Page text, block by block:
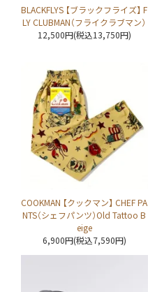
BLACKFLYS 【ブラックフライズ】 F
LY CLUBMAN（フライクラブマン）
12,500円(税込13,750円)
COOKMAN 【クックマン】 CHEF PA
NTS（シェフパンツ）Old Tattoo B
eige
6,900円(税込7,590円)